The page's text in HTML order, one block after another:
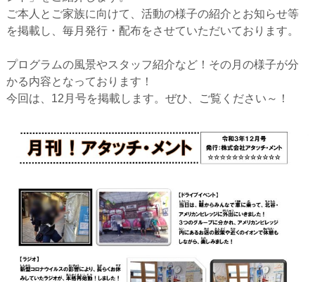
ご本人とご家族に向けて、活動の様子の紹介とお知らせ等
を掲載し、毎月発行・配布をさせていただいております。
プログラムの風景やスタッフ紹介など！その月の様子が分
かる内容となっております！
今回は、12月号を掲載します。ぜひ、ご覧ください～！